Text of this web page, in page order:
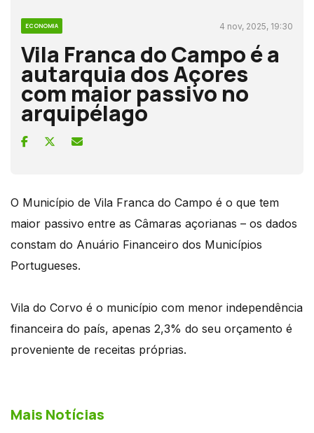
ECONOMIA 4 nov, 2025, 19:30
Vila Franca do Campo é a
autarquia dos Açores
com maior passivo no
arquipélago
O Município de Vila Franca do Campo é o que tem
maior passivo entre as Câmaras açorianas – os dados
constam do Anuário Financeiro dos Municípios
Portugueses.
Vila do Corvo é o município com menor independência
financeira do país, apenas 2,3% do seu orçamento é
proveniente de receitas próprias.
Mais Notícias